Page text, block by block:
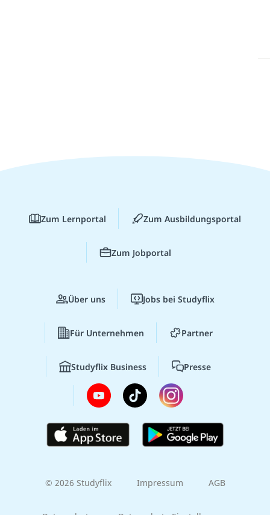
Zum Lernportal Zum Ausbildungsportal
Zum Jobportal
Über uns Jobs bei Studyflix
Für Unternehmen Partner
Studyflix Business Presse
© 2026 Studyflix Impressum AGB